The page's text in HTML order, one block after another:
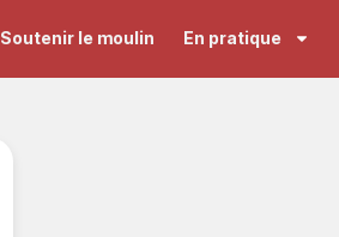
Soutenir le moulin En pratique